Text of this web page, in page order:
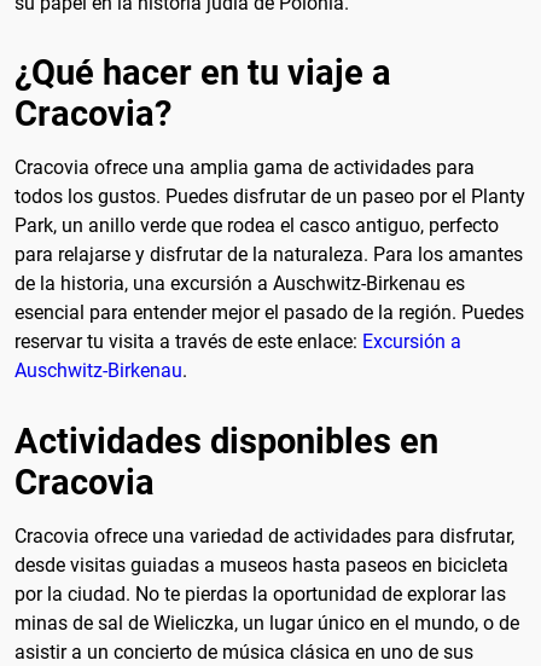
¿Qué hacer en tu viaje a
Cracovia?
Cracovia ofrece una amplia gama de actividades para
todos los gustos. Puedes disfrutar de un paseo por el Planty
Park, un anillo verde que rodea el casco antiguo, perfecto
para relajarse y disfrutar de la naturaleza. Para los amantes
de la historia, una excursión a Auschwitz-Birkenau es
esencial para entender mejor el pasado de la región. Puedes
reservar tu visita a través de este enlace: Excursión a
Auschwitz-Birkenau.
Actividades disponibles en
Cracovia
Cracovia ofrece una variedad de actividades para disfrutar,
desde visitas guiadas a museos hasta paseos en bicicleta
por la ciudad. No te pierdas la oportunidad de explorar las
minas de sal de Wieliczka, un lugar único en el mundo, o de
asistir a un concierto de música clásica en uno de sus